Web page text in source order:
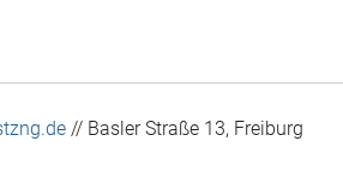
// Basler Straße 13, Freiburg